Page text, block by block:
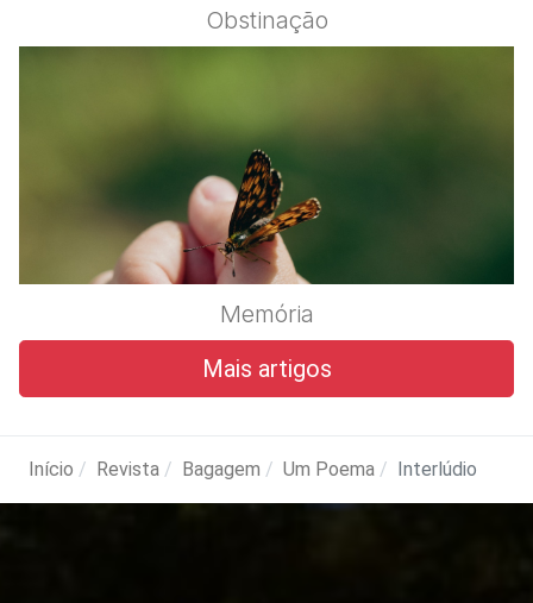
Obstinação
Memória
Mais artigos
Início Revista Bagagem Um Poema Interlúdio